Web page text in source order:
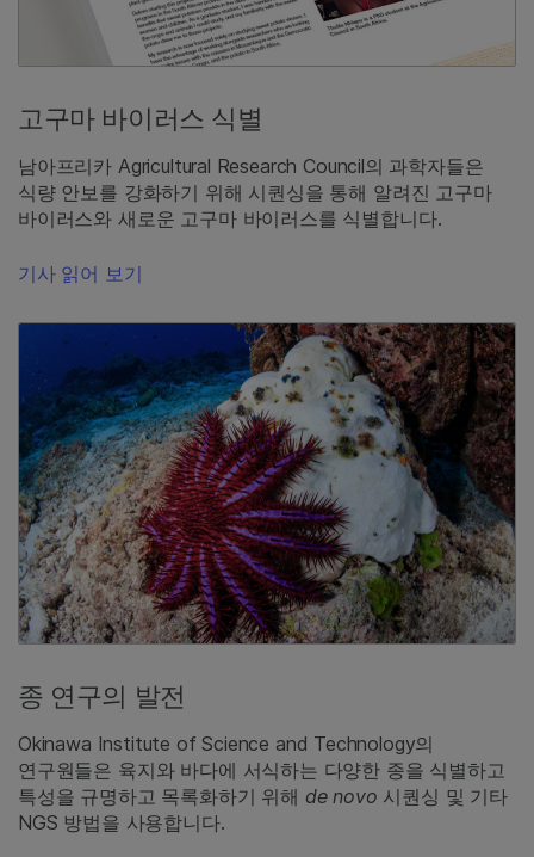
고구마 바이러스 식별
남아프리카 Agricultural Research Council의 과학자들은
식량 안보를 강화하기 위해 시퀀싱을 통해 알려진 고구마
바이러스와 새로운 고구마 바이러스를 식별합니다.
기사 읽어 보기
종 연구의 발전
Okinawa Institute of Science and Technology의
연구원들은 육지와 바다에 서식하는 다양한 종을 식별하고
특성을 규명하고 목록화하기 위해 de novo 시퀀싱 및 기타
NGS 방법을 사용합니다.